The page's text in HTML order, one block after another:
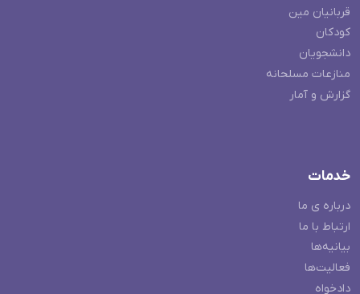
قربانیان مین
کودکان
دانشجویان
منازعات مسلحانه
گزارش و آمار
خدمات
درباره ی ما
ارتباط با ما
بیانیه‌ها
فعالیت‌ها
دادخواه